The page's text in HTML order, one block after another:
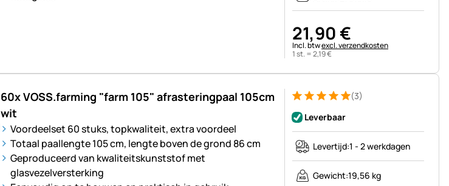
21,90€
Belastinginformatie:
Incl. btwexcl. verzendkosten
1 st. =2,19€
60x VOSS.farming "farm 105" afrasteringpaal 105cm
wit
Voordeelset 60 stuks, topkwaliteit, extra voordeel
Totaal paallengte 105 cm, lengte boven de grond 86 cm
Geproduceerd van kwaliteitskunststof met
glasvezelversterking
Beoordeling: 5 van 5 (3 beoordelingen)
3 Bewertungen (3)
Leverbaar
Levertijd:1 - 2 werkdagen
Gewicht:19,56 kg